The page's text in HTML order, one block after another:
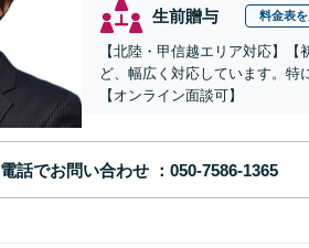
生前贈与 料金表
【北陸・甲信越エリア対応】
ど、幅広く対応しています。特
【オンライン面談可】
電話でお問い合わせ